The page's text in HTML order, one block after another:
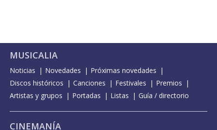
MUSICALIA
Noticias Novedades
Próximas novedades
Discos históricos
Canciones Festivales
Premios
Artistas y grupos
Portadas Listas Guía / directorio
CINEMANÍA